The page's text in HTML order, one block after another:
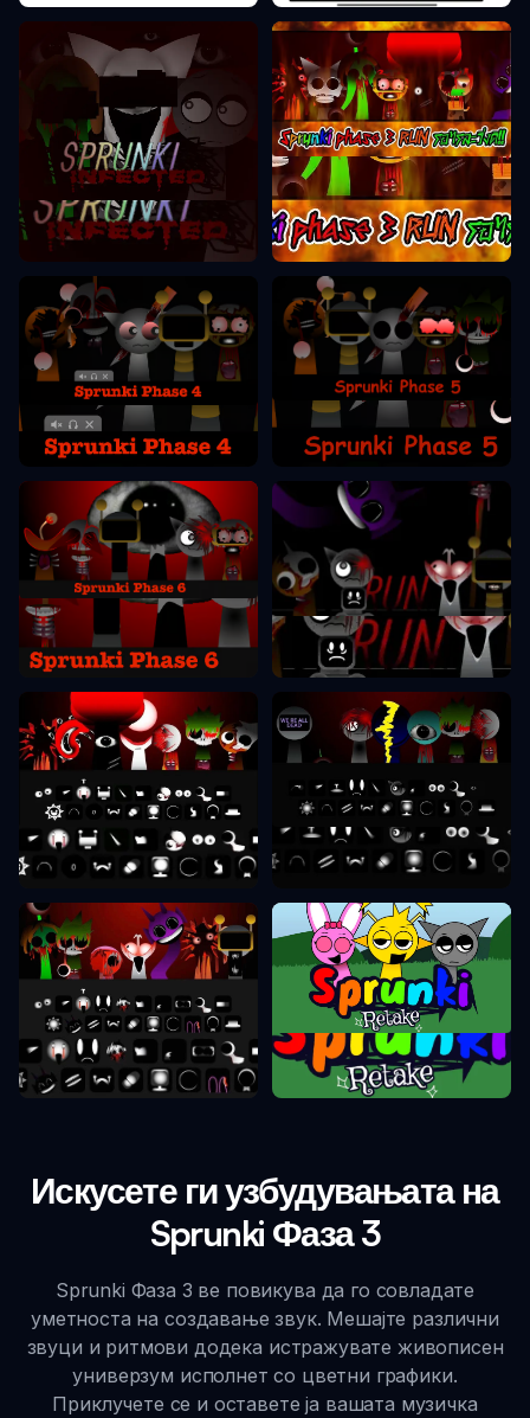
Sprunki Фаза 2
Sprunki Фаза 3
Sprunki Фаза 4 Sprunki Фаза 5
Sprunki Фаза 6
Sprunki Фаза 7
Sprunki Фаза 8 Sprunki Фаза 9
Sprunki Фаза 10 Sprunki Ретake
Искусете ги узбудувањата на
Sprunki Фаза 3
Sprunki Фаза 3 ве повикува да го совладате
уметноста на создавање звук. Мешајте различни
звуци и ритмови додека истражувате живописен
универзум исполнет со цветни графики.
Приклучете се и оставете ја вашата музичка